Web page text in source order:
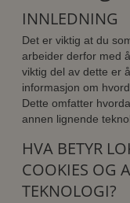
INNLEDNING
Det er viktig at du
arbeider derfor med
viktig del av dette er
informasjon om
Dette omfatter
annen lignende
HVA BETYR
COOKIES OG
TEKNOLOGI?